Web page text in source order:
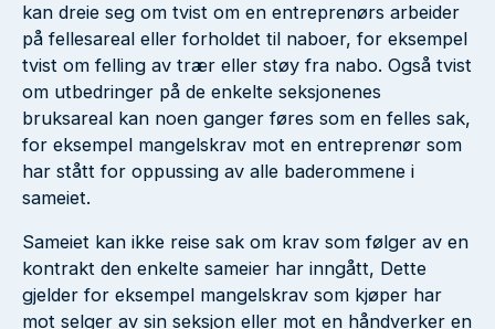
kan dreie seg om tvist om en entreprenørs arbeider
på fellesareal eller forholdet til naboer, for eksempel
tvist om felling av trær eller støy fra nabo. Også tvist
om utbedringer på de enkelte seksjonenes
bruksareal kan noen ganger føres som en felles sak,
for eksempel mangelskrav mot en entreprenør som
har stått for oppussing av alle baderommene i
sameiet.
Sameiet kan ikke reise sak om krav som følger av en
kontrakt den enkelte sameier har inngått, Dette
gjelder for eksempel mangelskrav som kjøper har
mot selger av sin seksjon eller mot en håndverker en